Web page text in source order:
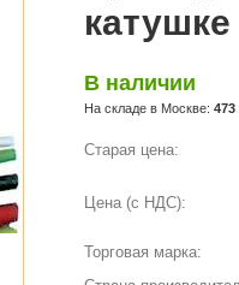
В наличии
На складе в Москве: 473
Старая цена:
Цена (с НДС):
Торговая марка: